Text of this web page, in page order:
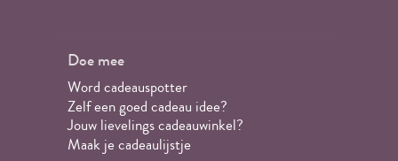
Doe mee
Word cadeauspotter
Zelf een goed cadeau idee?
Jouw lievelings cadeauwinkel?
Maak je cadeaulijstje